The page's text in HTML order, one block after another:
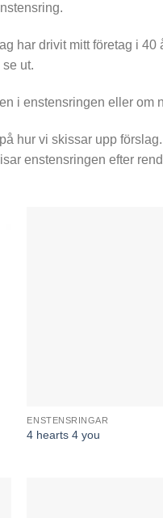
har drivit mitt företag i 40
ut.
i enstensringen eller om
hur vi skissar upp
enstensringen efter
ENSTENSRINGAR
4 hearts 4 you